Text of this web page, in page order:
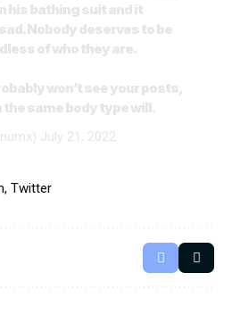
his bathing suit and it
Nobody deserves to be
of who they are.
won’t see your posts,
same body type will.
July 21, 2022
, Twitter